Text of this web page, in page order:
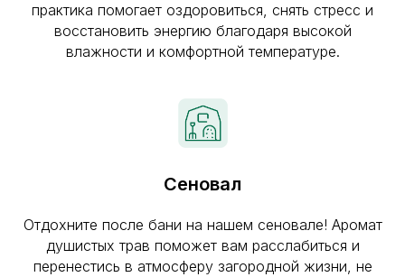
практика помогает оздоровиться, снять стресс и
восстановить энергию благодаря высокой
влажности и комфортной температуре.
Сеновал
Отдохните после бани на нашем сеновале! Аромат
душистых трав поможет вам расслабиться и
перенестись в атмосферу загородной жизни, не